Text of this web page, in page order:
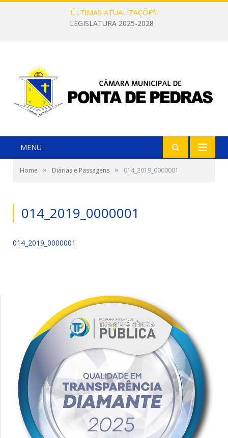
ÚLTIMAS ATUALIZAÇÕES:
LEGISLATURA 2025-2028
MENU
Home » Diárias e Passagens » 014_2019_0000001
014_2019_0000001
014_2019_0000001